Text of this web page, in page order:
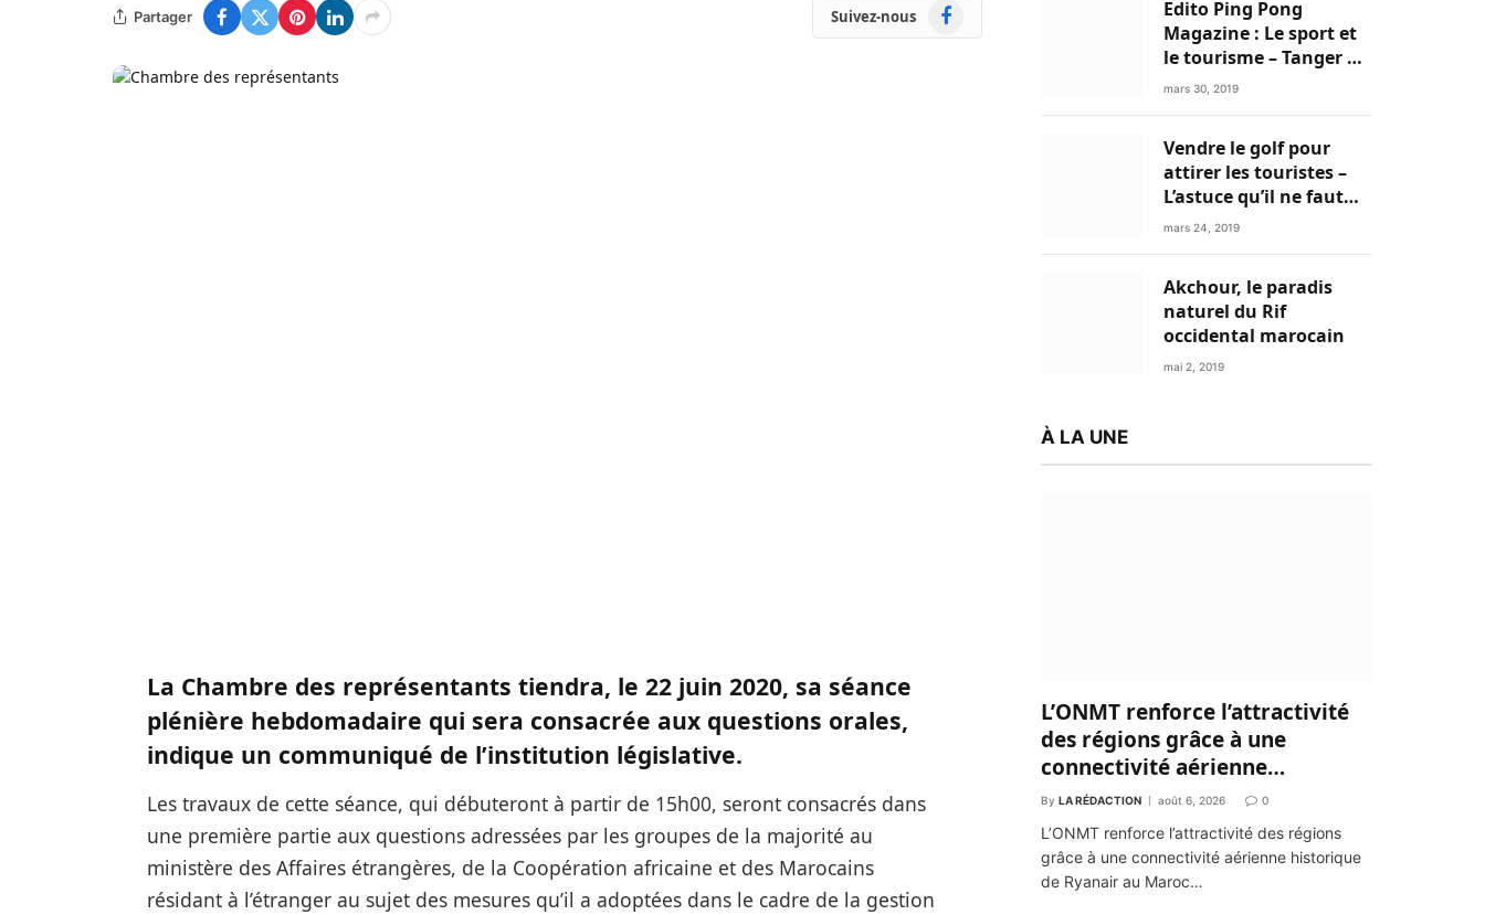
Partager Suivez-nous Facebook
La Chambre des représentants tiendra, le 22 juin 2020, sa séance
plénière hebdomadaire qui sera consacrée aux questions orales,
indique un communiqué de l’institution législative.
Les travaux de cette séance, qui débuteront à partir de 15h00, seront consacrés dans
une première partie aux questions adressées par les groupes de la majorité au
ministère des Affaires étrangères, de la Coopération africaine et des Marocains
résidant à l’étranger au sujet des mesures qu’il a adoptées dans le cadre de la gestion
Edito Ping Pong
Magazine : Le sport et
le tourisme – Tanger a
tout pour réussir!
mars 30, 2019
Vendre le golf pour
attirer les touristes –
L’astuce qu’il ne faut
plus négliger
mars 24, 2019
Akchour, le paradis
naturel du Rif
occidental marocain
mai 2, 2019
À LA UNE
L’ONMT renforce l’attractivité
des régions grâce à une
connectivité aérienne
historique de Ryanair
By LA RÉDACTION août 6, 2026 0
L’ONMT renforce l’attractivité des régions
grâce à une connectivité aérienne historique
de Ryanair au Maroc…